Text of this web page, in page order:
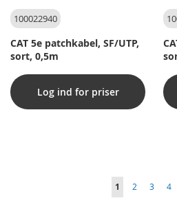
100022940
CAT 5e patchkabel, SF/UTP,
sort, 0,5m
Log ind for priser
Du
1 Side
2 Side
3 Side
4